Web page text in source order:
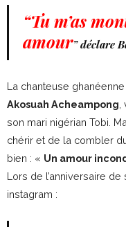
“Tu m’as
amour” déclare
La chanteuse ghanéenne
Akosuah Acheampong,
son mari nigérian Tobi.
chérir et de la combler
bien : « Un amour
Lors de l’anniversaire
instagram :